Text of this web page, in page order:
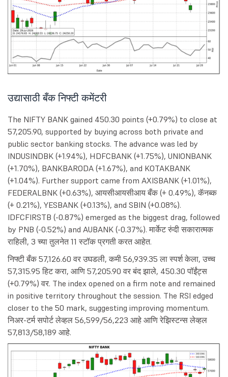
उद्यासाठी बँक निफ्टी कमेंटरी
The NIFTY BANK gained 450.30 points (+0.79%) to close at
57,205.90, supported by buying across both private and
public sector banking stocks. The advance was led by
INDUSINDBK (+1.94%), HDFCBANK (+1.75%), UNIONBANK
(+1.70%), BANKBARODA (+1.67%), and KOTAKBANK
(+1.04%). Further support came from AXISBANK (+1.01%),
FEDERALBNK (+0.63%), आयसीआयसीआय बँक (+ 0.49%), कॅनब्क
(+ 0.21%), YESBANK (+0.13%), and SBIN (+0.08%).
IDFCFIRSTB (-0.87%) emerged as the biggest drag, followed
by PNB (-0.52%) and AUBANK (-0.37%). मार्केट रुंदी सकारात्मक
राहिली, 3 च्या तुलनेत 11 स्टॉक प्रगती करत आहेत.
निफ्टी बँक 57,126.60 वर उघडली, कमी 56,939.35 ला स्पर्श केला, उच्च
57,315.95 हिट करा, आणि 57,205.90 वर बंद झाले, 450.30 पॉईंट्स
(+0.79%) वर. The index opened on a firm note and remained
in positive territory throughout the session. The RSI edged
closer to the 50 mark, suggesting improving momentum.
निअर-टर्म सपोर्ट लेव्हल 56,599/56,223 आहे आणि रेझिस्टन्स लेव्हल
57,813/58,189 आहे.